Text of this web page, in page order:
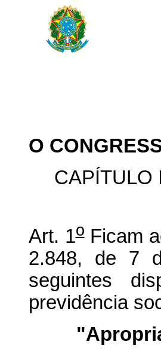
O
CAPÍTULO
Art. 1oFicam
2.848, de 7
seguintes
previdência